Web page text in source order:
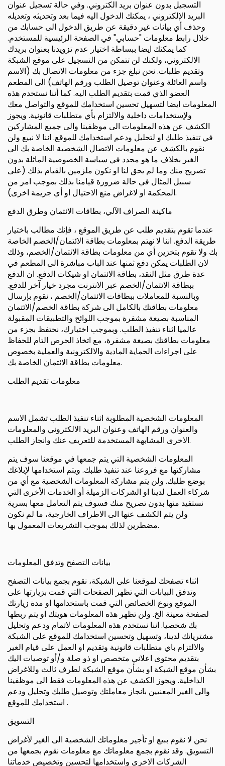
التسجيل بدون عنوان بريد الكتروني. وفي حالة تسجيل عنوان
البريد الإلكتروني ، يمكنك الدخول اليه فيما بعد وتحديثه وتعديله
وحذف أي بيانات غير دقيقة عن طريق الدخول الى حسابك من
خلال رابط معلومات "حسابي" في الصفحة الرئيسية للمستخدم.
كما يمكنك ايضا ببساطة اختيار عدم تزويدنا بعنوان بريدك
الالكتروني، ولكنك لن تتمكن من التسجيل على موقع الشبكة
وتقديم طلبات. نحن نبلغ جزء من معلومات الاتصال بك (الاسم
واسم العائلة وعنوان توصيل الطلب ورقم الهاتف) الى المطعم
العضو الذي قمت بتقديم الطلب اليه. كما أننا نستخدم هذه
المعلومات ايضا لتسهيل تحسين استخدامك للموقع والتواصل معك
ولإستخدامات داخلية والالتزام بأي متطلبات قانونية. ويجوز
الكشف عن هذه المعلومات الى موظفينا والى جميع المشاركين
في تنفيذ طلبك او لتحليل ودعم استخدامك للموقع. اننا لا نبيع ولن
نقوم بالكشف عن معلومات الاتصال الشخصية الخاصة بك الى
الغير بخلاف ما هو محدد في سياسة الخصوصية الماثلة بدون
تصريح منك وما لم يحق لنا او نكون ملزمين بالقيام بذلك (على
سبيل المثال في حالة ضرورة قيامنا بذلك بموجب امر من
المحكمة او لاغراض منع الاحتيال او أي جريمة اخرى).
ماكينة الصراف الآلي، بطاقات الائتمان وطرق الدفع
عندما تقوم بتقديم طلب عن طريق الموقع ، فإنك مطالب باختيار
طريقة الدفع. اننا لا نهتم بمعلومات بطاقة الائتمان/الخصم الخاصة
بك ولا تقوم بتخزين أي من معلومات بطاقة الائتمان/الخصم، وذلك
لان الطلبات يمكن دفع ثمنها عند الباب مباشرة الى المطعم في
عدة طرق مثل النقد، بطاقة الائتمان او شيكات الدفع. ان الدفع
ببطاقة الائتمان/الخصم عبر الانترنت مجرد خيار آخر للدفع.
وبالنسبة للمعاملات ببطاقات الائتمان/الخصم ، نقوم بإرسال
معلومات بطاقتك بالكامل الى شركة بطاقة الخصم/الائتمان
المناسبة بصيغة مشفرة بموجب اللوائح والتطبيقات المقبولة
عالميا اثناء تنفيذ الطلب. وبموجب اختيارك، نحتفظ بجزء من
معلومات بطاقتك بصيغة مشفرة، مع اتخاذ الحرص التام للحفاظ
على اجراءات الحماية المادية والالكترونية والعملية بخصوص
معلومات بطاقة الائتمان الخاصة بك.
معلومات تقديم الطلب
المعلومات الشخصية المطلوبة اثناء تنفيذ الطلب تشمل الاسم
والعنوان ورقم الهاتف وعنوان البريد الالكتروني والمعلومات
الاخرى المشابهة المستخدمة للتعريف عنك وانجاز الطلب.
المعلومات الشخصية التي يتم جمعها في موقعنا سوف يتم
مشاركتها مع فروعنا عند تنفيذ طلبك. ويتم استخدامها لإبلاغك
بوضع طلبك. ولن يتم مشاركة المعلومات الشخصية مع أي من
شركاء العمل لدينا او الشركات الزميلة أو الخدمات الأخرى التي
نستفيد منها بدون تصريح منك فسوف يتم التعامل معها بسرية
ولن يتم الكشف عنها الى الاطراف الخارجية، ما لم نكون
مضطرين لذلك بموجب التشريعات المعمول بها.
بيانات التصفح وتدفق المعلومات
اثناء تصفحك لموقعنا على الشبكة، نقوم بجمع بيانات التصفح
وتدفق البيانات التي تظهر الصفحات التي قمت بزيارتها على
الموقع ونوع الخصائص التي قمت باستخدامها او مدة زيارتك
لصفحة معينة الخ. ولن تظهر هذه المعلومات هويتك او يتم ربطها
بك شخصيا. اننا نستخدم هذه المعلومات لاتمام ودعم وتحليل
مشترياتك لدينا، وتسهيل وتحسين استخدامك للموقع على الشبكة
والالتزام باي متطلبات قانونية وتقديم او العمل على قيام الغير
بتقديم محتوى اعلاني متخصص او ذو صلة و/أو توصيات اليك
بشأن موقع الشبكة او بشأن موقع الشبكة لطرف ثالث وللاغراض
الداخلية. ويجوز الكشف عن هذه المعلومات فقط الى موظفينا
والى الغير المعنيين بانجاز معاملتك وتوصيل طلبك وتحليل ودعم
استخدامك للموقع .
التسويق
نحن لا نقوم ببيع او تأجير معلوماتك الشخصية الى الغير لأغراض
التسويق. وقد نقوم بجمع معلوماتك مع معلومات نقوم بجمعها من
الشركات الاخرى واستخدامها لتحسين وتخصيص خدماتنا